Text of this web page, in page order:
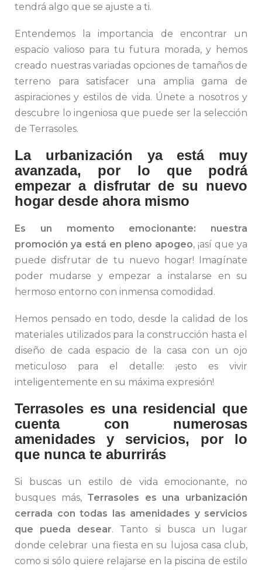
tendrá algo que se ajuste a ti.
Entendemos la importancia de encontrar un
espacio valioso para tu futura morada, y hemos
creado nuestras variadas opciones de tamaños de
terreno para satisfacer una amplia gama de
aspiraciones y estilos de vida. Únete a nosotros y
descubre lo ingeniosa que puede ser la selección
de Terrasoles.
La urbanización ya está muy
avanzada, por lo que podrá
empezar a disfrutar de su nuevo
hogar desde ahora mismo
Es un momento emocionante: nuestra
promoción ya está en pleno apogeo, ¡así que ya
puede disfrutar de tu nuevo hogar! Imagínate
poder mudarse y empezar a instalarse en su
hermoso entorno con inmensa comodidad.
Hemos pensado en todo, desde la calidad de los
materiales utilizados para la construcción hasta el
diseño de cada espacio de la casa con un ojo
meticuloso para el detalle: ¡esto es vivir
inteligentemente en su máxima expresión!
Terrasoles es una residencial que
cuenta con numerosas
amenidades y servicios, por lo
que nunca te aburrirás
Si buscas un estilo de vida emocionante, no
busques más, Terrasoles es una urbanización
cerrada con todas las amenidades y servicios
que pueda desear. Tanto si busca un lugar
donde celebrar una fiesta en su lujosa casa club,
como si sólo quiere relajarse en la piscina de estilo